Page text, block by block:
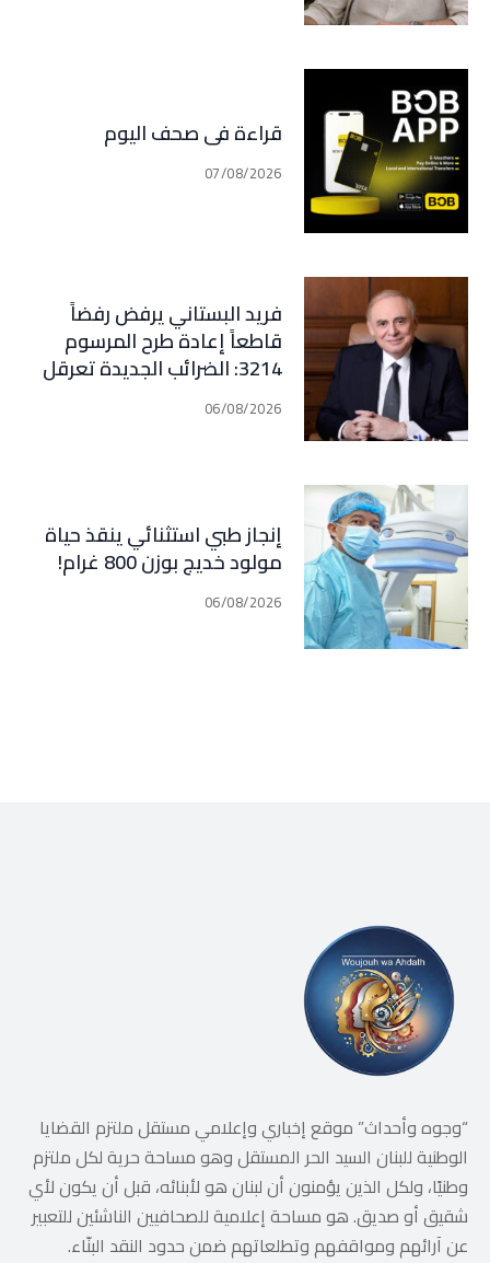
قراءة في صحف اليوم
07/08/2026
فريد البستاني يرفض رفضاً
قاطعاً إعادة طرح المرسوم
3214: الضرائب الجديدة تعرقل
التعافي الاقتصادي وتناقض
مبدأ الشراكة
06/08/2026
إنجاز طبي استثنائي ينقذ حياة
مولود خديج بوزن 800 غرام!
06/08/2026
“وجوه وأحداث” موقع إخباري وإعلامي مستقل ملتزم القضايا
الوطنية للبنان السيد الحر المستقل وهو مساحة حرية لكل ملتزم
وطنيًا، ولكل الذين يؤمنون أن لبنان هو لأبنائه، قبل أن يكون لأي
شقيق أو صديق. هو مساحة إعلامية للصحافيين الناشئين للتعبير
عن آرائهم ومواقفهم وتطلعاتهم ضمن حدود النقد البنّاء.